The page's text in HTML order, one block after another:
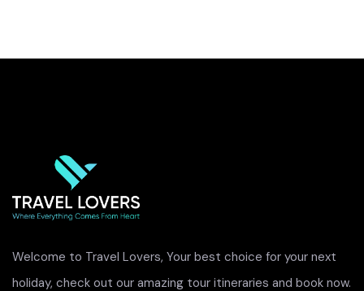
Welcome to Travel Lovers, Your best choice for your next
holiday, check out our amazing tour itineraries and book now.